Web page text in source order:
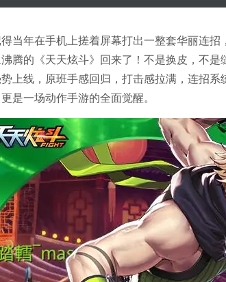
当年在手机上搓着屏幕打出一整套华丽连
腾的《天天炫斗》回来了！不是换皮，不
上线，原班手感回归，打击感拉满，连招
更是一场动作手游的全面觉醒。